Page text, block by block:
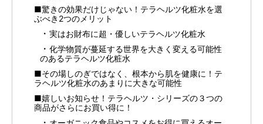
■驚きの効果だけじゃない！テラヘルツ化粧水を選
ぶべき2つのメリット
実はお財布に超・優しいテラヘルツ化粧水
化学物質が蔓延する世界を大きく変える可能性
のあるテラヘルツ化粧水
■その場しのぎではなく、根本から肌を健康に！テ
ラヘルツ化粧水のあまりに大きな可能性
■嬉しいお知らせ！テラヘルツ・シリーズの３つの
商品がさらにお買い得に！